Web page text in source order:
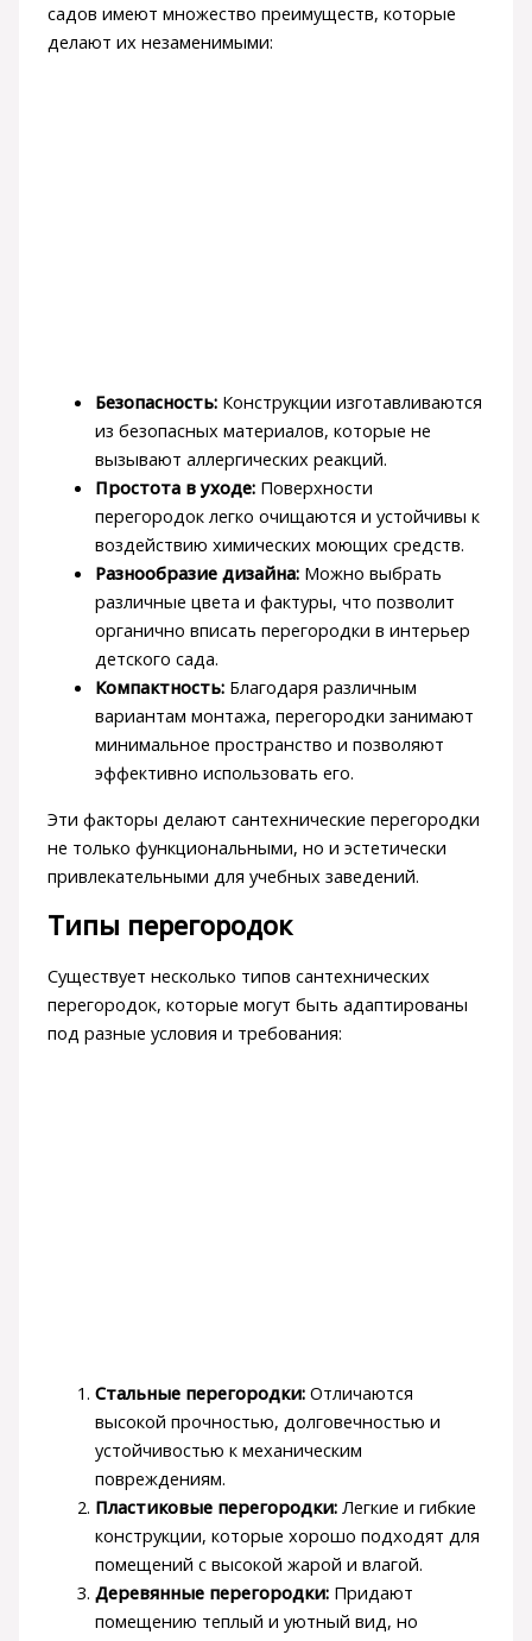
садов имеют множество преимуществ, которые
делают их незаменимыми:
Безопасность:Конструкции изготавливаются
из безопасных материалов, которые не
вызывают аллергических реакций.
Простота в уходе:Поверхности
перегородок легко очищаются и устойчивы к
воздействию химических моющих средств.
Разнообразие дизайна:Можно выбрать
различные цвета и фактуры, что позволит
органично вписать перегородки в интерьер
детского сада.
Компактность:Благодаря различным
вариантам монтажа, перегородки занимают
минимальное пространство и позволяют
эффективно использовать его.
Эти факторы делают сантехнические перегородки
не только функциональными, но и эстетически
привлекательными для учебных заведений.
Типы перегородок
Существует несколько типов сантехнических
перегородок, которые могут быть адаптированы
под разные условия и требования:
Стальные перегородки:Отличаются
высокой прочностью, долговечностью и
устойчивостью к механическим
повреждениям.
Пластиковые перегородки:Легкие и гибкие
конструкции, которые хорошо подходят для
помещений с высокой жарой и влагой.
Деревянные перегородки:Придают
помещению теплый и уютный вид, но